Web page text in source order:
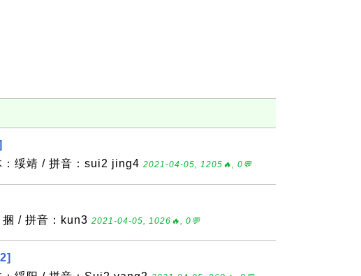
：绥靖 / 拼音：sui2 jing4 2021-04-05, 1205🔥, 0💬
/ 拼音：kun3 2021-04-05, 1026🔥, 0💬